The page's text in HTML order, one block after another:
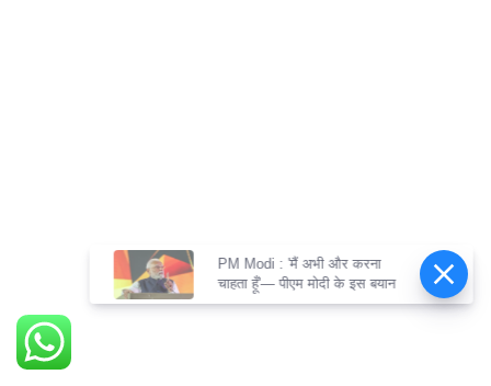
PM Modi : 'मैं अभी और करना
चाहता हूँ'— पीएम मोदी के इस बयान